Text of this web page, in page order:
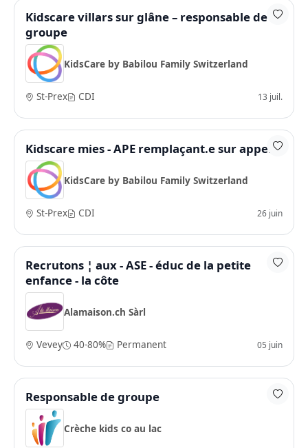
Kidscare villars sur glâne – responsable de
groupe
KidsCare by Babilou Family Switzerland
St-Prex CDI 13 juil.
Kidscare mies - APE remplaçant.e sur appel
KidsCare by Babilou Family Switzerland
St-Prex CDI 26 juin
Recrutons ¦ aux - ASE - éduc de la petite
enfance - la côte
Alamaison.ch Sàrl
Vevey 40-80% Permanent 05 juin
Responsable de groupe
Crèche kids co au lac